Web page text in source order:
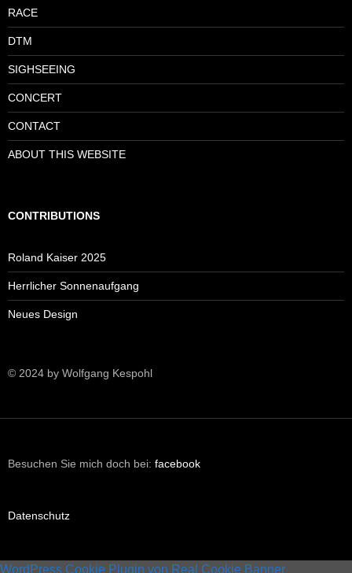
RACE
DTM
SIGHSEEING
CONCERT
CONTACT
ABOUT THIS WEBSITE
CONTRIBUTIONS
Roland Kaiser 2025
Herrlicher Sonnenaufgang
Neues Design
© 2024 by Wolfgang Kespohl
Besuchen Sie mich doch bei: facebook
Datenschutz
WordPress Cookie Plugin von Real Cookie Banner